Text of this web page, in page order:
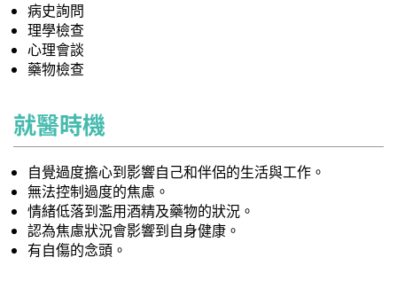
病史詢問
理學檢查
心理會談
藥物檢查
就醫時機
自覺過度擔心到影響自己和伴侶的生活與工作。
無法控制過度的焦慮。
情緒低落到濫用酒精及藥物的狀況。
認為焦慮狀況會影響到自身健康。
有自傷的念頭。